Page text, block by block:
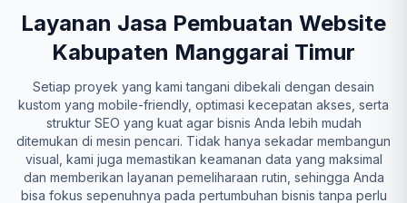
Layanan Jasa Pembuatan Website
Kabupaten Manggarai Timur
Setiap proyek yang kami tangani dibekali dengan desain
kustom yang mobile-friendly, optimasi kecepatan akses, serta
struktur SEO yang kuat agar bisnis Anda lebih mudah
ditemukan di mesin pencari. Tidak hanya sekadar membangun
visual, kami juga memastikan keamanan data yang maksimal
dan memberikan layanan pemeliharaan rutin, sehingga Anda
bisa fokus sepenuhnya pada pertumbuhan bisnis tanpa perlu